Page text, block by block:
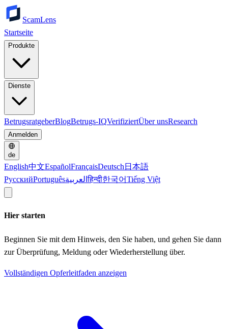
ScamLens
Startseite
Produkte
Dienste
BetrugsratgeberBlogBetrugs-IQVerifiziertÜber unsResearch
Anmelden
de
English中文EspañolFrançaisDeutsch 日本語
РусскийPortuguêsالعربيةहिन्दी한국어Tiếng Việt
Hier starten
Beginnen Sie mit dem Hinweis, den Sie haben, und gehen Sie dann
zur Überprüfung, Meldung oder Wiederherstellung über.
Vollständigen Opferleitfaden anzeigen